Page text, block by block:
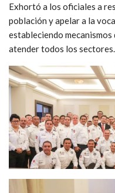
Exhortó a los oficiales a
población y apelar a la
estableciendo
atender todos los sectores.